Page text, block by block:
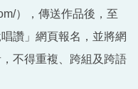
），傳送作品後，至
讚」網頁報名，並將網
不得重複、跨組及跨語